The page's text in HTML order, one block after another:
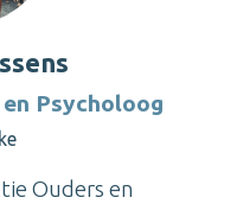
Psycholoog
Ouders en